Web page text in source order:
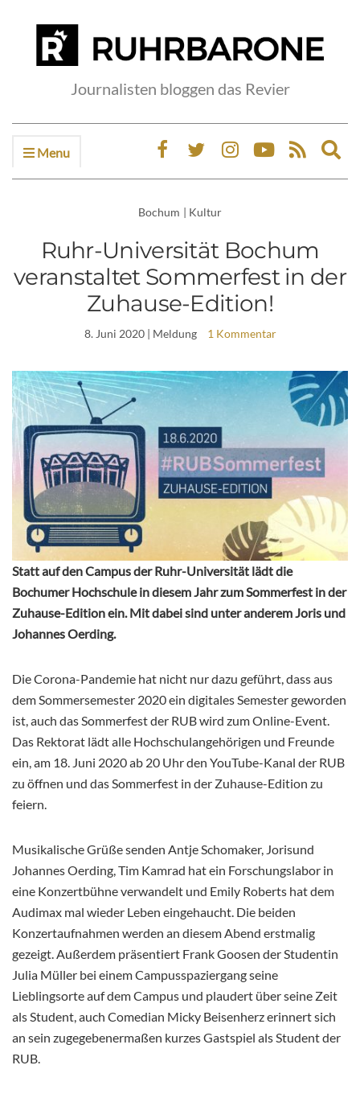
Journalisten bloggen das Revier
Menu
Bochum | Kultur
Ruhr-Universität Bochum
veranstaltet Sommerfest in der
Zuhause-Edition!
8. Juni 2020| Meldung 1 Kommentar
Statt auf den Campus der Ruhr-Universität lädt die
Bochumer Hochschule in diesem Jahr zum Sommerfest in der
Zuhause-Edition ein. Mit dabei sind unter anderem Joris und
Johannes Oerding.
Die Corona-Pandemie hat nicht nur dazu geführt, dass aus
dem Sommersemester 2020 ein digitales Semester geworden
ist, auch das Sommerfest der RUB wird zum Online-Event.
Das Rektorat lädt alle Hochschulangehörigen und Freunde
ein, am 18. Juni 2020 ab 20 Uhr den YouTube-Kanal der RUB
zu öffnen und das Sommerfest in der Zuhause-Edition zu
feiern.
Musikalische Grüße senden Antje Schomaker, Jorisund
Johannes Oerding, Tim Kamrad hat ein Forschungslabor in
eine Konzertbühne verwandelt und Emily Roberts hat dem
Audimax mal wieder Leben eingehaucht. Die beiden
Konzertaufnahmen werden an diesem Abend erstmalig
gezeigt. Außerdem präsentiert Frank Goosen der Studentin
Julia Müller bei einem Campusspaziergang seine
Lieblingsorte auf dem Campus und plaudert über seine Zeit
als Student, auch Comedian Micky Beisenherz erinnert sich
an sein zugegebenermaßen kurzes Gastspiel als Student der
RUB.